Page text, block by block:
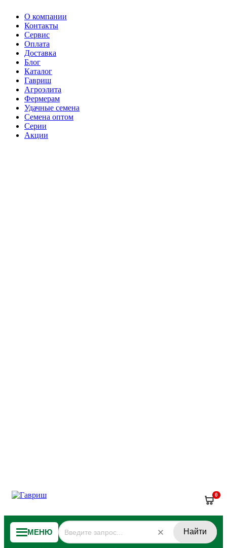
О компании
Контакты
Сервис
Оплата
Доставка
Блог
Каталог
Гавриш
Агроэлита
Фермерам
Удачные семена
Семена оптом
Серии
Акции
0
МЕНЮ Найти